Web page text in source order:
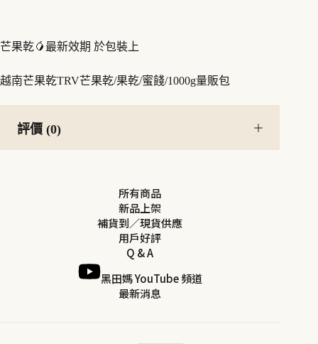
芒果乾🥭最新效期 於包裝上
越南芒果乾TRV芒果乾/果乾/蜜餞/1000g量販包
評價 (0)
所有商品
新品上架
補貨到／現貨供應
用戶好評
Q & A
黑田媽 YouTube 頻道
最新消息